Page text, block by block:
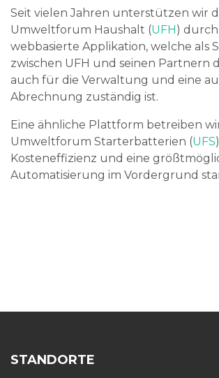
Seit vielen Jahren unterstützen wir
Umweltforum Haushalt (UFH)
webbasierte Applikation, welche als
zwischen UFH und seinen Partnern
auch für die Verwaltung und eine
Abrechnung zuständig ist.
Eine ähnliche Plattform betreiben
Umweltforum Starterbatterien (UFS
Kosteneffizienz und eine
Automatisierung im Vordergrund
STANDORTE